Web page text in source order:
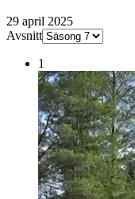
29 april 2025
Avsnitt
1